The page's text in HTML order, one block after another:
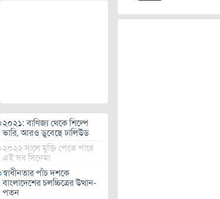
২০২১: বাণিজ্য থেকে শিল্পে
ভারি, আরও ডুবেছে ঢালিউড
২০২২ সালে মুক্তি পেতে পারে
এই সব সিনেমা
স্বাধীনতার পাঁচ দশকে
বাংলাদেশের চলচ্চিত্রের উত্থান-
পতন